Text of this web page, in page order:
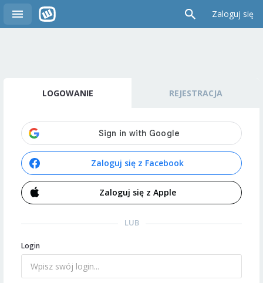
Zaloguj się
LOGOWANIE REJESTRACJA
Zaloguj się z Facebook
Zaloguj się z Apple
LUB
Login